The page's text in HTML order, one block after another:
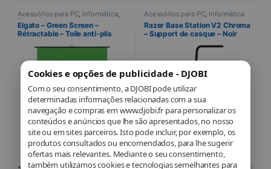
Cookies e opções de publicidade - DJOBI
Com o seu consentimento, a DJOBI pode utilizar
determinadas informações relacionadas com a sua
navegação e compras em www.djobi.fr para personalizar os
conteúdos e anúncios que lhe são apresentados, no nosso
site ou em sites parceiros. Isto pode incluir, por exemplo, os
produtos consultados ou encomendados, para lhe sugerir
ofertas mais relevantes. Mediante o seu consentimento,
também utilizamos cookies e tecnologias semelhantes para
Acessórios para PC, Informática,
Streaming
Elgato – Green Screen –
Rétractable – Toile anti-plis
Acessórios para PC, Informática
Razer Base Station V2 Chroma
– Support de casque – Noir